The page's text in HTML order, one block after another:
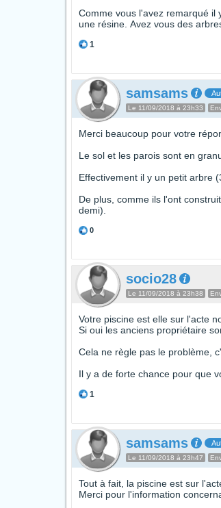
Comme vous l'avez remarqué il
une résine. Avez vous des
1
samsams
Le 11/09/2018 à 23h33
Merci beaucoup pour votre
Le sol et les parois sont en
Effectivement il y un petit arbre
De plus, comme ils l'ont
demi).
0
socio28
Le 11/09/2018 à 23h38
Votre piscine est elle sur l'acte
Si oui les anciens propriétaire
Cela ne règle pas le problème,
Il y a de forte chance pour que
1
samsams
Le 11/09/2018 à 23h47
Tout à fait, la piscine est sur
Merci pour l'information